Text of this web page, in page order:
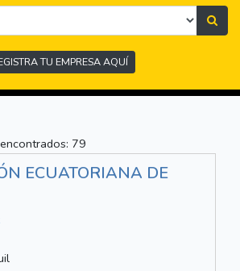
TU EMPRESA AQUÍ
79
ECUATORIANA DE